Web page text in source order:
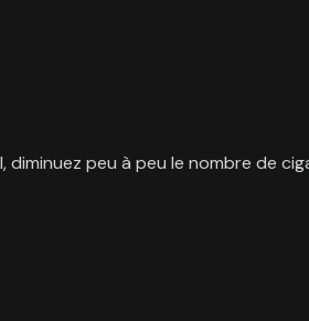
peu à peu le nombre de